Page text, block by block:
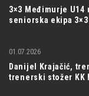
3×3 Međimurje U14
seniorska ekipa
Danijel Krajačić,
trenerski stožer KK
01.07.2026